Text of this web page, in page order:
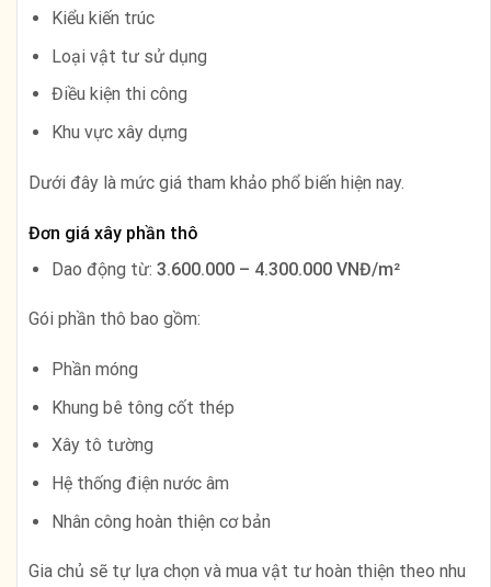
Kiểu kiến trúc
Loại vật tư sử dụng
Điều kiện thi công
Khu vực xây dựng
Dưới đây là mức giá tham khảo phổ biến hiện nay.
Đơn giá xây phần thô
Dao động từ: 3.600.000 – 4.300.000 VNĐ/m²
Gói phần thô bao gồm:
Phần móng
Khung bê tông cốt thép
Xây tô tường
Hệ thống điện nước âm
Nhân công hoàn thiện cơ bản
Gia chủ sẽ tự lựa chọn và mua vật tư hoàn thiện theo nhu